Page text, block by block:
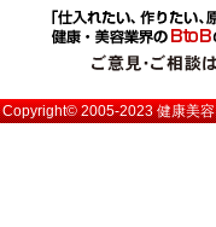
Copyright© 2005-2023健康美